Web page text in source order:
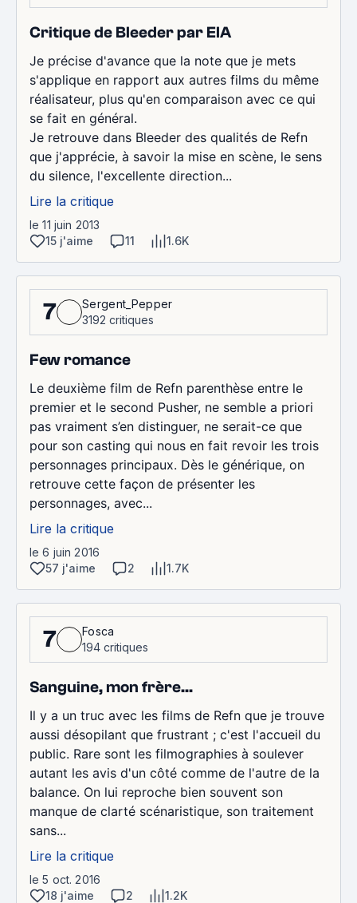
Critique de Bleeder par EIA
Je précise d'avance que la note que je mets
s'applique en rapport aux autres films du même
réalisateur, plus qu'en comparaison avec ce qui
se fait en général.
Je retrouve dans Bleeder des qualités de Refn
que j'apprécie, à savoir la mise en scène, le sens
du silence, l'excellente direction...
Lire la critique
le 11 juin 2013
15 j'aime
11 1.6K
7
Sergent_Pepper
3192 critiques
Few romance
Le deuxième film de Refn parenthèse entre le
premier et le second Pusher, ne semble a priori
pas vraiment s’en distinguer, ne serait-ce que
pour son casting qui nous en fait revoir les trois
personnages principaux. Dès le générique, on
retrouve cette façon de présenter les
personnages, avec...
Lire la critique
le 6 juin 2016
57 j'aime
2 1.7K
7
Fosca
194 critiques
Sanguine, mon frère...
Il y a un truc avec les films de Refn que je trouve
aussi désopilant que frustrant ; c'est l'accueil du
public. Rare sont les filmographies à soulever
autant les avis d'un côté comme de l'autre de la
balance. On lui reproche bien souvent son
manque de clarté scénaristique, son traitement
sans...
Lire la critique
le 5 oct. 2016
18 j'aime
2 1.2K